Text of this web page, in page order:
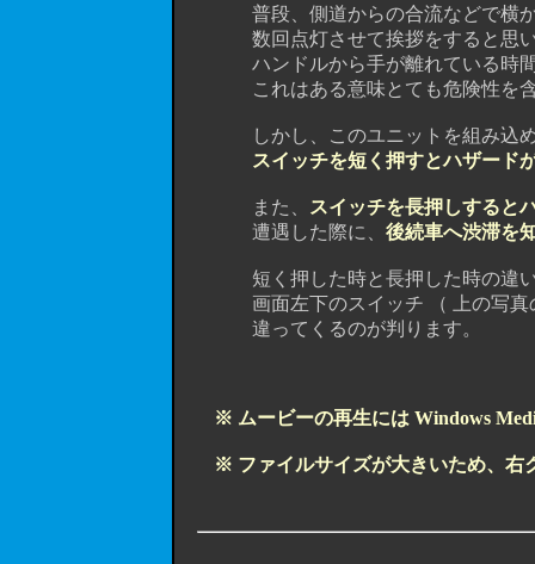
普段、側道からの合流などで横から
数回点灯させて挨拶をすると思いま
ハンドルから手が離れている時間が
これはある意味とても危険性を含
しかし、このユニットを組み込め
スイッチを短く押すとハザード
また、
スイッチを長押しすると
遭遇した際に、 後続車へ渋滞を
短く押した時と長押した時の違い
画面左下のスイッチ （ 上の写真
違ってくるのが判ります。
※ ムービーの再生には Windows
※ ファイルサイズが大きいため、右